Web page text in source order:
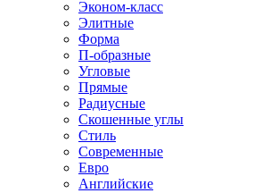
Эконом-класс
Элитные
Форма
П-образные
Угловые
Прямые
Радиусные
Скошенные углы
Стиль
Современные
Евро
Английские